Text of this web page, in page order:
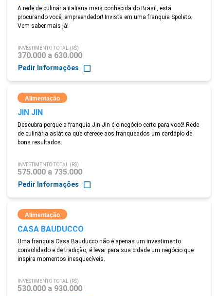
A rede de culinária italiana mais conhecida do Brasil, está
procurando você, empreendedor! Invista em uma franquia Spoleto.
Vem saber mais já!
INVESTIMENTO TOTAL (R$)
370.000 a 630.000
Pedir Informações
Alimentação
JIN JIN
Descubra porque a franquia Jin Jin é o negócio certo para você! Rede
de culinária asiática que oferece aos franqueados um cardápio de
bons resultados.
INVESTIMENTO TOTAL (R$)
575.000 a 735.000
Pedir Informações
Alimentação
CASA BAUDUCCO
Uma franquia Casa Bauducco não é apenas um investimento
consolidado e de tradição, é levar para sua cidade um negócio que
inspira momentos inesquecíveis.
INVESTIMENTO TOTAL (R$)
530.000 a 930.000